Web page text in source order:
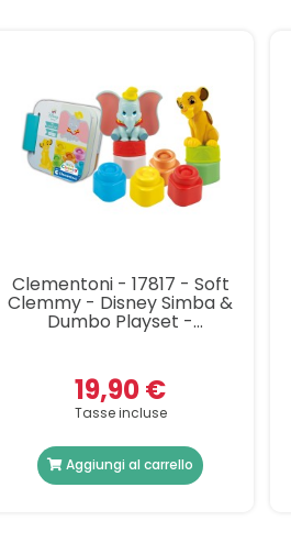
Clementoni - 17817 - Soft
Clemmy - Disney Simba &
Dumbo Playset -
Costruzioni Prima Infanzia,
Clemmy
19,90 €
Tasse incluse
Aggiungi al carrello